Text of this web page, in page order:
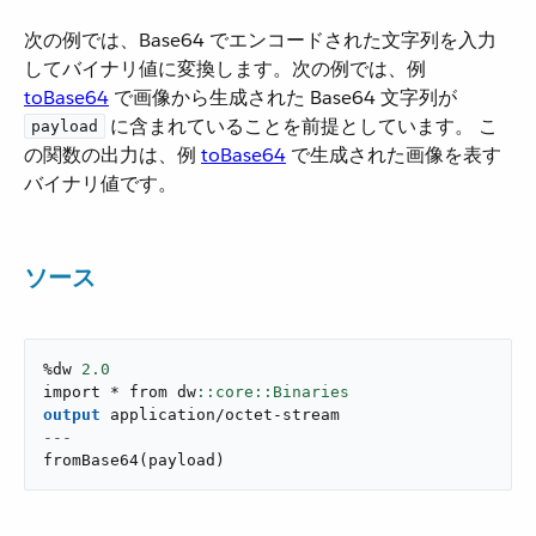
次の例では、Base64 でエンコードされた文字列を入力
してバイナリ値に変換します。次の例では、例 ​
toBase64 ​ で画像から生成された Base64 文字列が ​
payload
​ に含まれていることを前提としています。 こ
の関数の出力は、例 toBase64 ​ で生成された画像を表す
バイナリ値です。
ソース
%dw 2.0
import * from dw
output
application/octet-stream
---
fromBase64( payload )